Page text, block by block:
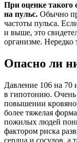
При оценке
на пульс. Обычно
частоты пульса.
и выше, это
организме.
Опасно ли
Давление 106 на 70
в гипотонию. Очень
повышении
более тяжелая
пожилых людей
фактором риска
сердца и сосудов, а